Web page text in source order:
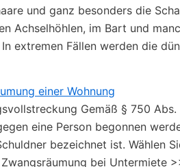
und ganz besonders die
Achselhöhlen, im Bart und
extremen Fällen werden die
einer Wohnung
Gemäß § 750 Abs.
eine Person begonnen
bezeichnet ist. Wählen
bei Untermiete